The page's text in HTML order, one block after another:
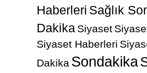
Haberleri Sağlık
Dakika Siyaset
Siyaset Haberleri
Dakika Sondakika